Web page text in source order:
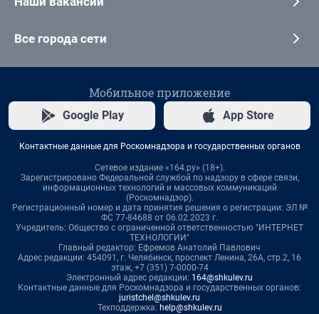
Все города сети
Мобильное приложение
Google Play App Store
Контактные данные для Роскомнадзора и государственных органов
Сетевое издание «164.ру» (18+).
Зарегистрировано Федеральной службой по надзору в сфере связи,
информационных технологий и массовых коммуникаций
(Роскомнадзор).
Регистрационный номер и дата принятия решения о регистрации: ЭЛ №
ФС 77-84688 от 06.02.2023 г.
Учредитель: Общество с ограниченной ответственностью "ИНТЕРНЕТ
ТЕХНОЛОГИИ"
Главный редактор: Ефремов Анатолий Павлович
Адрес редакции: 454091, г. Челябинск, проспект Ленина, 26А, стр.2, 16
этаж, +7 (351) 7-0000-74
Электронный адрес редакции: 164@shkulev.ru
Контактные данные для Роскомнадзора и государственных органов:
juristchel@shkulev.ru
Техподдержка: help@shkulev.ru